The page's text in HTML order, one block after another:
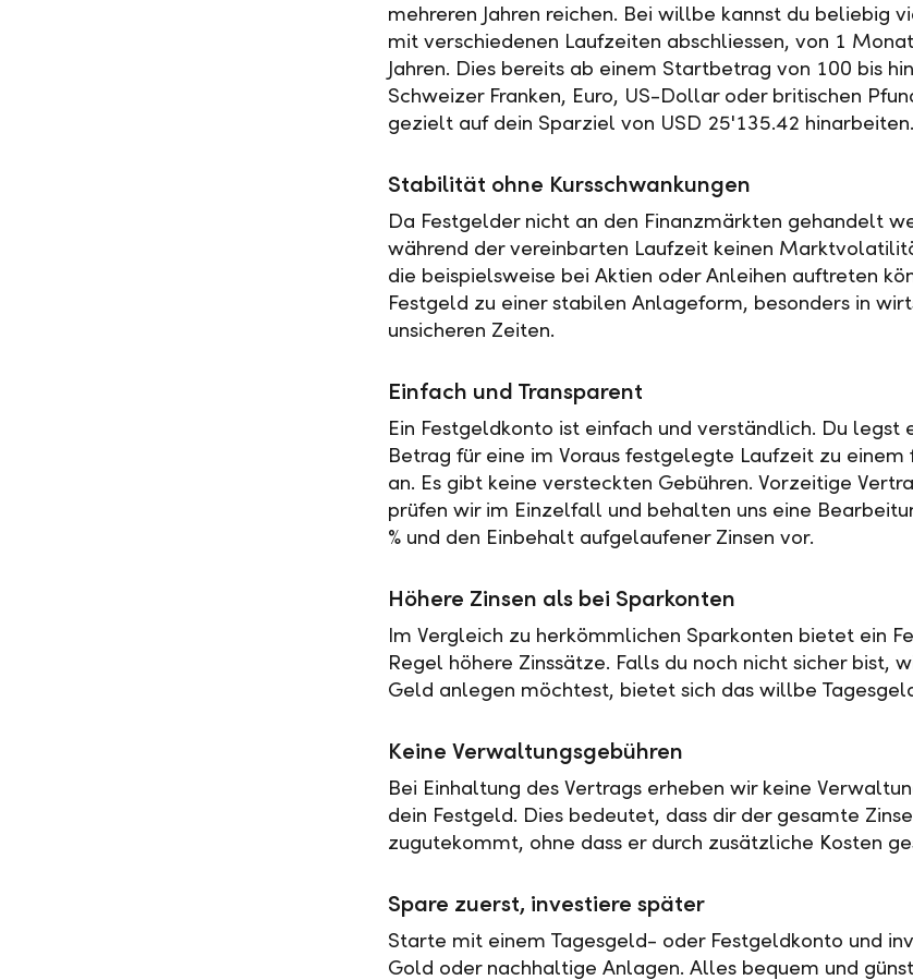
mehreren Jahren reichen. Bei willbe kannst du beliebig
mit verschiedenen Laufzeiten abschliessen, von 1
Jahren. Dies bereits ab einem Startbetrag von 100 bis
Schweizer Franken, Euro, US-Dollar oder britischen
gezielt auf dein Sparziel von USD 25'135.42 hinarbeiten.
Stabilität ohne Kursschwankungen
Da Festgelder nicht an den Finanzmärkten gehandelt
während der vereinbarten Laufzeit keinen
die beispielsweise bei Aktien oder Anleihen auftreten
Festgeld zu einer stabilen Anlageform, besonders in
unsicheren Zeiten.
Einfach und Transparent
Ein Festgeldkonto ist einfach und verständlich. Du legst
Betrag für eine im Voraus festgelegte Laufzeit zu einem
an. Es gibt keine versteckten Gebühren. Vorzeitige
prüfen wir im Einzelfall und behalten uns eine
% und den Einbehalt aufgelaufener Zinsen vor.
Höhere Zinsen als bei Sparkonten
Im Vergleich zu herkömmlichen Sparkonten bietet ein
Regel höhere Zinssätze. Falls du noch nicht sicher bist,
Geld anlegen möchtest, bietet sich das willbe
Keine Verwaltungsgebühren
Bei Einhaltung des Vertrags erheben wir keine
dein Festgeld. Dies bedeutet, dass dir der gesamte
zugutekommt, ohne dass er durch zusätzliche Kosten
Spare zuerst, investiere später
Starte mit einem Tagesgeld- oder Festgeldkonto und
Gold oder nachhaltige Anlagen. Alles bequem und